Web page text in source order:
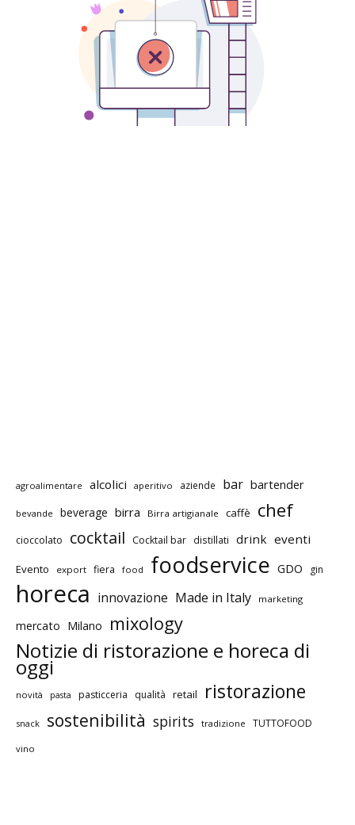
agroalimentare alcolici aperitivo aziende bar bartender
bevande beverage birra Birra artigianale caffè chef
cioccolato cocktail Cocktail bar distillati drink eventi
Evento export fiera food foodservice GDO gin
horeca innovazione Made in Italy marketing
mercato Milano mixology
Notizie di ristorazione e horeca di
oggi
novità pasta pasticceria qualità retail ristorazione
snack sostenibilità spirits tradizione TUTTOFOOD
vino